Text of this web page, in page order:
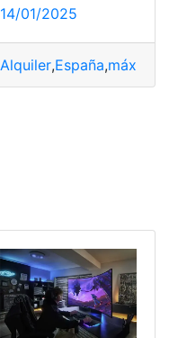
14/01/2025
Alquiler,España,máximo